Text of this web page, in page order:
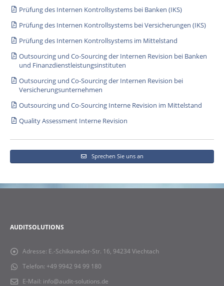
Prüfung des Internen Kontrollsystems bei Banken (IKS)
Prüfung des Internen Kontrollsystems bei Versicherungen (IKS)
Prüfung des Internen Kontrollsystems im Mittelstand
Outsourcing und Co-Sourcing der Internen Revision bei Banken
und Finanzdienstleistungsinstituten
Outsourcing und Co-Sourcing der Internen Revision bei
Versicherungsunternehmen
Outsourcing und Co-Sourcing Interne Revision im Mittelstand
Quality Assessment Interne Revision
Sprechen Sie uns an
AUDITSOLUTIONS
Adresse: E.-Schikaneder-Str. 16, 94234 Viechtach
Telefon: +49 9942 94 99 180
E-Mail: info@audit-solutions.de